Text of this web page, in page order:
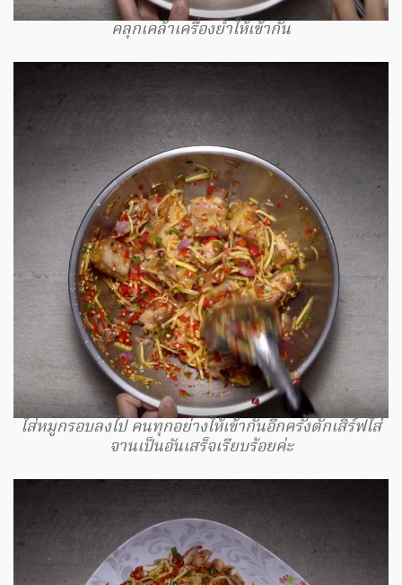
คลุกเคล้าเครื่องยำให้เข้ากัน
ใส่หมูกรอบลงไป คนทุกอย่างให้เข้ากันอีกครั้งตักเสิร์ฟใส่
จานเป็นอันเสร็จเรียบร้อยค่ะ